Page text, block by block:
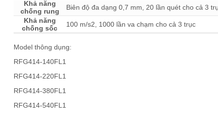
Khả năng
chống rung
Biên độ đa dạng 0,7 mm, 20 lần quét cho cả 3
Khả năng
chống sốc
100 m/s2, 1000 lần va chạm cho cả 3 trục
Model thông dụng:
RFG414-140FL1
RFG414-220FL1
RFG414-380FL1
RFG414-540FL1